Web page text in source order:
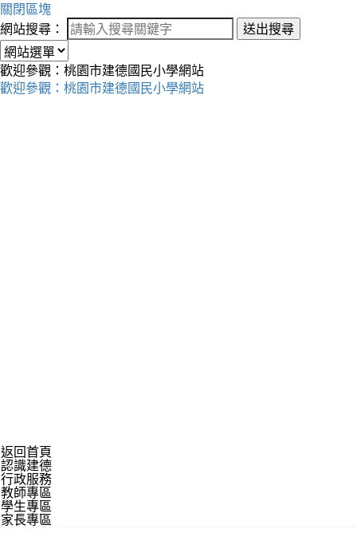
關閉區塊
網站搜尋：
送出搜尋
歡迎參觀：桃園市建德國民小學網站
歡迎參觀：桃園市建德國民小學網站
返回首頁
認識建德
行政服務
教師專區
學生專區
家長專區